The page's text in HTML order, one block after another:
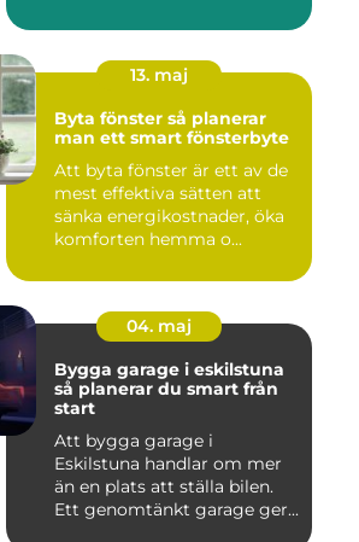
13. maj
Byta fönster så planerar
man ett smart fönsterbyte
Att byta fönster är ett av de
mest effektiva sätten att
sänka energikostnader, öka
komforten hemma o...
04. maj
Bygga garage i eskilstuna
så planerar du smart från
start
Att bygga garage i
Eskilstuna handlar om mer
än en plats att ställa bilen.
Ett genomtänkt garage ger...